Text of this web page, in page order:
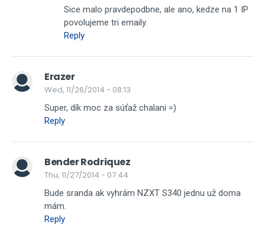
Sice malo pravdepodbne, ale ano, kedze na 1 IP
povolujeme tri emaily.
Reply
Erazer
Wed, 11/26/2014 - 08:13
Super, dík moc za súťaž chalani =)
Reply
Bender Rodriquez
Thu, 11/27/2014 - 07:44
Bude sranda ak vyhrám NZXT S340 jednu už doma
mám.
Reply